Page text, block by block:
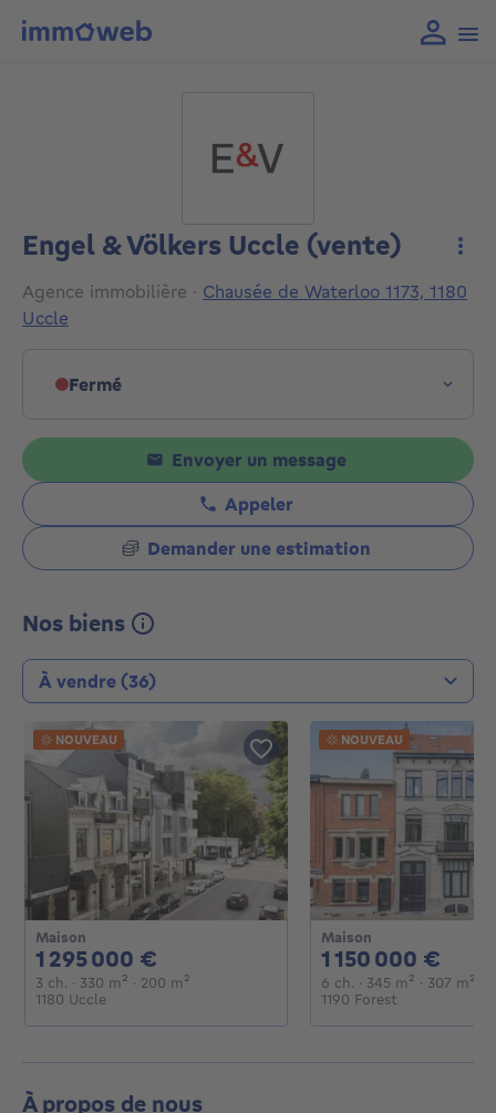
Engel & Völkers Uccle (vente)
Agence immobilière · Chausée de Waterloo 1173, 1180
Uccle
Fermé
Cliquez pour afficher les horaires
Envoyer un message
Appeler
Demander une estimation
Nos biens
Type de transaction
Maison
1 295 000 €
3 ch. 3 chambres
· 330 m² mètres carrés
· 200 m²
1180 Uccle
NOUVEAU
Maison
1 150 000 €
6 ch. 6 chambres
· 345 m² mètres
· 307 m²
1190 Forest
NOUVEAU
À propos de nous